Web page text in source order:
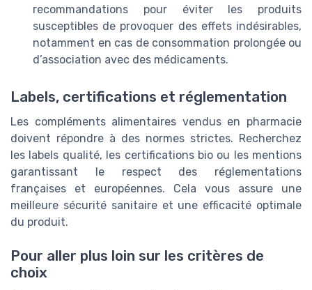
recommandations pour éviter les produits
susceptibles de provoquer des effets indésirables,
notamment en cas de consommation prolongée ou
d’association avec des médicaments.
Labels, certifications et réglementation
Les compléments alimentaires vendus en pharmacie
doivent répondre à des normes strictes. Recherchez
les labels qualité, les certifications bio ou les mentions
garantissant le respect des réglementations
françaises et européennes. Cela vous assure une
meilleure sécurité sanitaire et une efficacité optimale
du produit.
Pour aller plus loin sur les critères de
choix